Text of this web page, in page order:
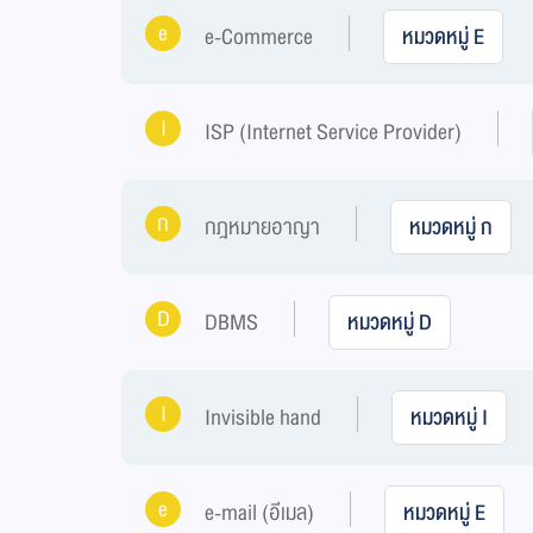
e e-Commerce หมวดหมู่ E
I ISP (Internet Service Provider)
ก กฎหมายอาญา หมวดหมู่ ก
D DBMS หมวดหมู่ D
I Invisible hand หมวดหมู่ I
e e-mail (อีเมล) หมวดหมู่ E